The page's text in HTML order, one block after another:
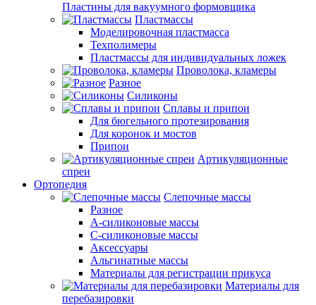
Пластины для вакуумного формовщика
Пластмассы
Моделировочная пластмасса
Техполимеры
Пластмассы для индивидуальных ложек
Проволока, кламеры
Разное
Силиконы
Сплавы и припои
Для бюгельного протезирования
Для коронок и мостов
Припои
Артикуляционные
спреи
Ортопедия
Слепочные массы
Разное
А-силиконовые массы
С-силиконовые массы
Аксессуары
Альгинатные массы
Материалы для регистрации прикуса
Материалы для
перебазировки